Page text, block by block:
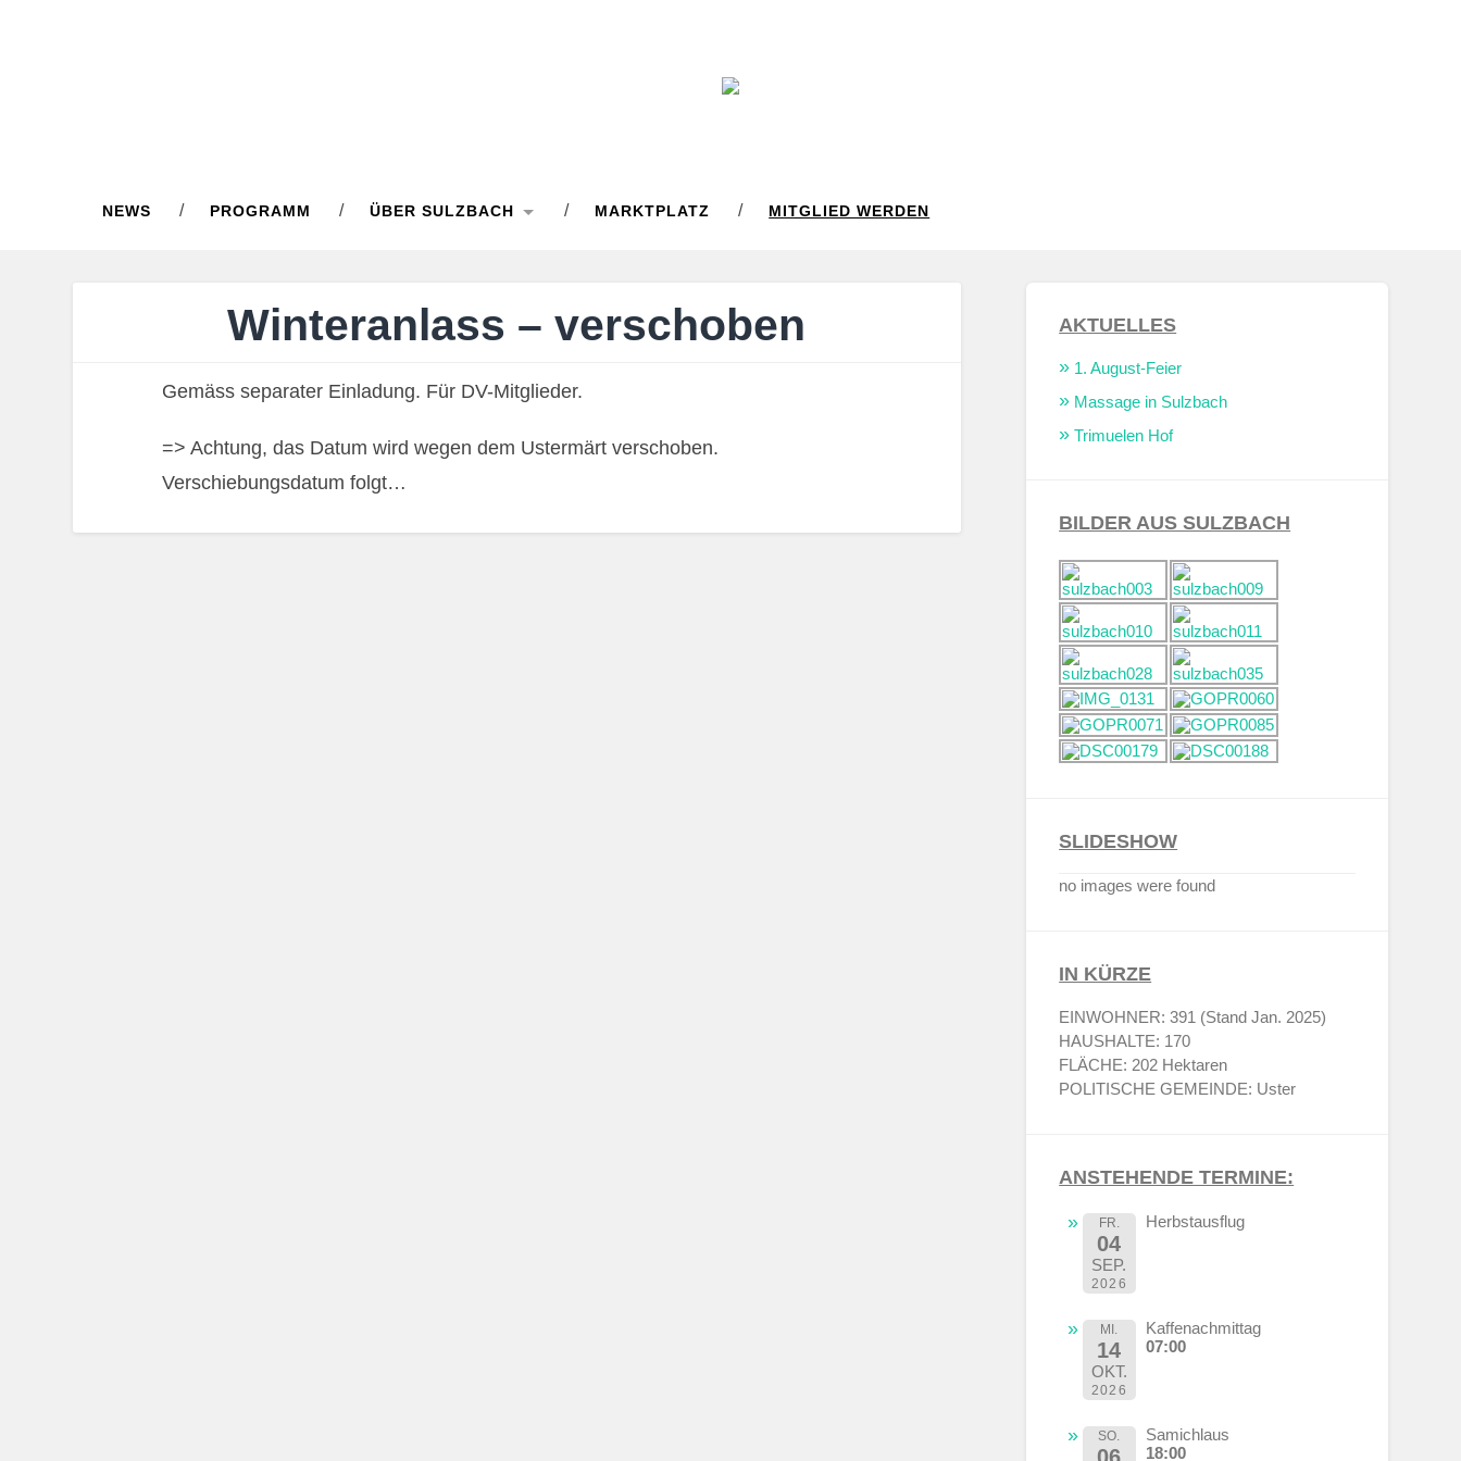
NEWS PROGRAMM ÜBER SULZBACH MARKTPLATZ MITGLIED WERDEN
Winteranlass – verschoben
Gemäss separater Einladung. Für DV-Mitglieder.
=> Achtung, das Datum wird wegen dem Ustermärt verschoben.
Verschiebungsdatum folgt…
AKTUELLES
1. August-Feier
Massage in Sulzbach
Trimuelen Hof
BILDER AUS SULZBACH
SLIDESHOW
no images were found
IN KÜRZE
EINWOHNER: 391 (Stand Jan. 2025)
HAUSHALTE: 170
FLÄCHE: 202 Hektaren
POLITISCHE GEMEINDE: Uster
ANSTEHENDE TERMINE:
FR.
04
SEP.
2026
Herbstausflug
MI.
14
OKT.
2026
Kaffenachmittag
07:00
SO.
Samichlaus
18:00